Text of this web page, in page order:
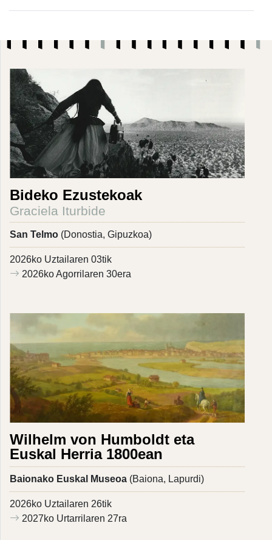
Bideko Ezustekoak
Graciela Iturbide
San Telmo (Donostia, Gipuzkoa)
2026ko Uztailaren 03tik
2026ko Agorrilaren 30era
Wilhelm von Humboldt eta
Euskal Herria 1800ean
Baionako Euskal Museoa (Baiona, Lapurdi)
2026ko Uztailaren 26tik
2027ko Urtarrilaren 27ra